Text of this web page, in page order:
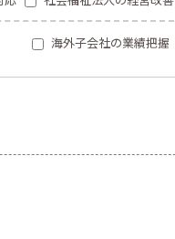
海外子会社の業績把握